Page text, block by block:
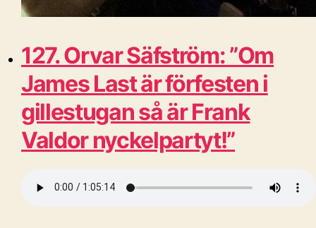
127. Orvar Säfström: ”Om
James Last är förfesten i
gillestugan så är Frank
Valdor nyckelpartyt!”